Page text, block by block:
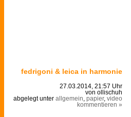
fedrigoni & leica in harmonie
27.03.2014, 21:57 Uhr
von ollischuh
abgelegt unter allgemein papier, video
kommentieren »